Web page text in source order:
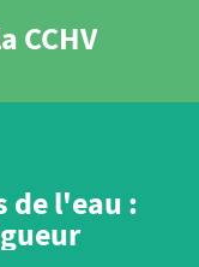
CCHV
de l'eau :